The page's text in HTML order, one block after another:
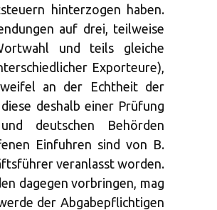
hinterzogen haben.
auf drei, teilweise
und teils gleiche
Exporteure),
an der Echtheit der
deshalb einer Prüfung
deutschen Behörden
Einfuhren sind von B.
veranlasst worden.
dagegen vorbringen, mag
der Abgabepflichtigen